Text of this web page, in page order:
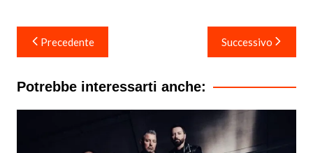
Navigazione
articoli
Precedente Successivo
Potrebbe interessarti anche: